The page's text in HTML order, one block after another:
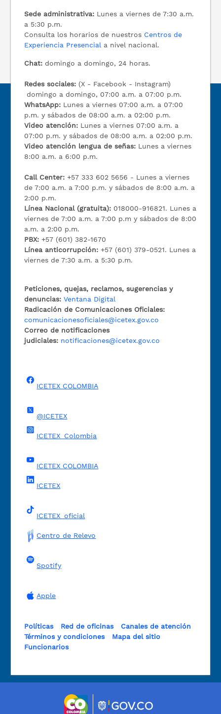
Sede administrativa: Lunes a viernes de 7:30 a.m.
a 5:30 p.m.
Consulta los horarios de nuestros Centros de
Experiencia Presencial a nivel nacional.
Chat: domingo a domingo, 24 horas.
Redes sociales: (X - Facebook - Instagram)
domingo a domingo, 07:00 a.m. a 07:00 p.m.
WhatsApp: Lunes a viernes 07:00 a.m. a 07:00
p.m. y sábados de 08:00 a.m. a 02:00 p.m.
Video atención: Lunes a viernes 07:00 a.m. a
07:00 p.m. y sábados de 08:00 a.m. a 02:00 p.m.
Video atención lengua de señas: Lunes a viernes
8:00 a.m. a 6:00 p.m.
Call Center:+57 333 602 5656 - Lunes a viernes
de 7:00 a.m. a 7:00 p.m. y sábados de 8:00 a.m. a
2:00 p.m.
Línea Nacional (gratuita): 018000-916821. Lunes a
viernes de 7:00 a.m. a 7:00 p.m y sábados de 8:00
a.m. a 2:00 p.m.
PBX:+57 (601) 382-1670
Línea anticorrupción:+57 (601) 379-0521. Lunes a
viernes de 7:30 a.m. a 5:30 p.m.
Peticiones, quejas, reclamos, sugerencias y
denuncias: Ventana Digital
Radicación de Comunicaciones Oficiales:
comunicacionesoficiales@icetex.gov.co
Correo de notificaciones
judiciales: notificaciones@icetex.gov.co
ICETEX COLOMBIA
@ICETEX
ICETEX_Colombia
ICETEX COLOMBIA
ICETEX
ICETEX_oficial
Centro de Relevo
Spotify
Apple
Políticas Red de oficinas
Canales de atención
Términos y condiciones
Mapa del sitio
Funcionarios